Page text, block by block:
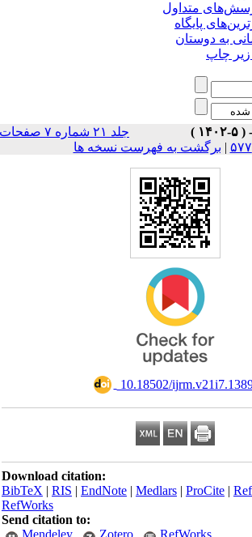
متداول
پایگاه
به دوستان
چاپ
جلد ۲۱ شماره ۷ صفحات
|برگشت به فهرست نسخه ها
10.18502/
Download citation:
BibTeX|RIS|EndNote|Medlars|ProCite|
RefWorks
Send citation to:
Mendeley
Zotero RefWorks